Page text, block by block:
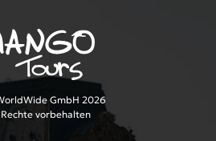
GmbH 2026
vorbehalten